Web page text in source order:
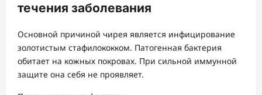
течения заболевания
Основной причиной чирея является инфицирование
золотистым стафилококком. Патогенная бактерия
обитает на кожных покровах. При сильной иммунной
защите она себя не проявляет.